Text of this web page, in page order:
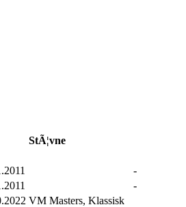
StÃ¦vne
-
-
VM Masters, Klassisk